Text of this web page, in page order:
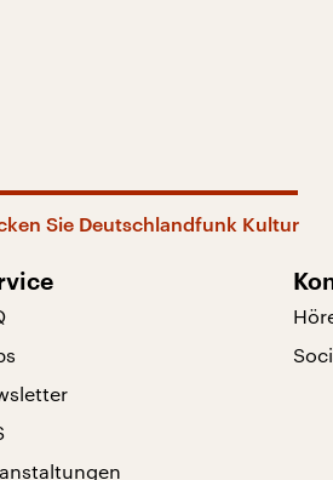
Sie Deutschlandfunk Kultur